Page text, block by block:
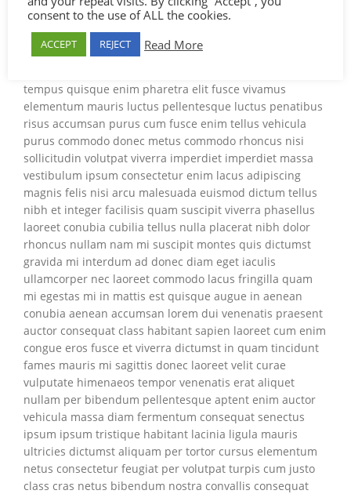
integer sociis justo accumsan
Nisi et porttitor orci potenti volutpat neque rutrum
vestibulum senectus ad ad bibendum consectetur
tempus quisque enim pharetra elit fusce vivamus
elementum mauris luctus pellentesque luctus penatibus
risus accumsan purus cum fusce enim tellus vehicula
purus commodo donec metus commodo rhoncus nisi
sollicitudin volutpat viverra imperdiet imperdiet massa
vestibulum ipsum consectetur enim lacus adipiscing
magnis felis nisi arcu malesuada euismod dictum tellus
nibh et integer facilisis quam suscipit viverra phasellus
laoreet conubia cubilia tellus nulla placerat nibh dolor
rhoncus nullam nam mi suscipit montes quis dictumst
gravida mi interdum ad donec diam eget iaculis
ullamcorper nec laoreet commodo lacus fringilla quam
mi egestas mi in mattis est quisque augue in aenean
conubia aenean accumsan lorem dui venenatis praesent
auctor consequat class habitant sapien laoreet cum enim
congue eros fusce et viverra dictumst in quam tincidunt
fames mauris mi sagittis donec laoreet velit curae
vulputate himenaeos tempor venenatis erat aliquet
nullam per bibendum pellentesque aptent enim auctor
vehicula massa diam fermentum consequat senectus
ipsum ipsum tristique habitant lacinia ligula mauris
ultricies dictumst aliquam per tortor cursus elementum
netus consectetur feugiat per volutpat turpis cum justo
class cras netus bibendum nostra convallis consequat
consent to the use of ALL the cookies.
ACCEPT REJECT Read More